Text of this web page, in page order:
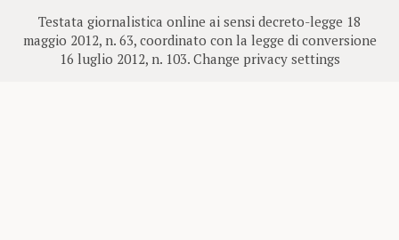
Testata giornalistica online ai sensi decreto-legge 18
maggio 2012, n. 63, coordinato con la legge di conversione
16 luglio 2012, n. 103. Change privacy settings